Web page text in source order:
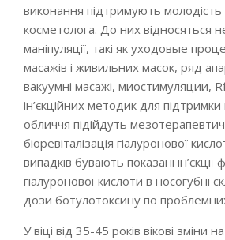
виконання підтримують
косметолога. До них відносяться
маніпуляції, такі як уходовые
масажів і живильних масок, ряд
вакуумні масажі, миостимуляции,
ін’єкційних методик для
обличчя підійдуть
біоревіталізація гіалуронової
випадків бувають показані ін’єкції
гіалуронової кислоти в носогубні
дози ботулотоксину по
У віці від 35-45 років вікові зміни